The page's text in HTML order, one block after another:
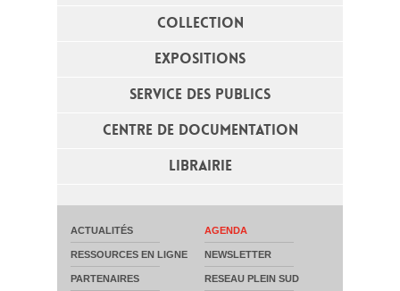
COLLECTION
EXPOSITIONS
SERVICE DES PUBLICS
CENTRE DE DOCUMENTATION
LIBRAIRIE
ACTUALITÉS AGENDA
RESSOURCES EN LIGNE NEWSLETTER
PARTENAIRES RESEAU PLEIN SUD